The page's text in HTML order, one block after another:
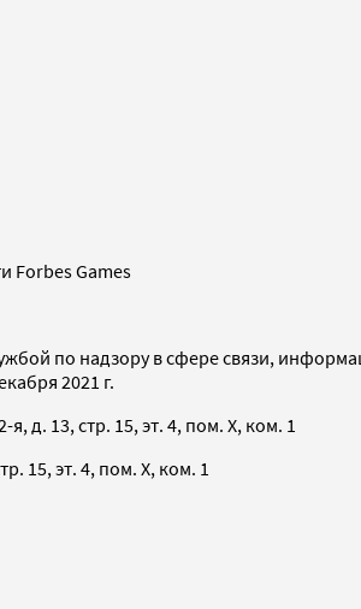
Forbes Games
по надзору в сфере связи,
2021 г.
д. 13, стр. 15, эт. 4, пом. X, ком. 1
15, эт. 4, пом. X, ком. 1